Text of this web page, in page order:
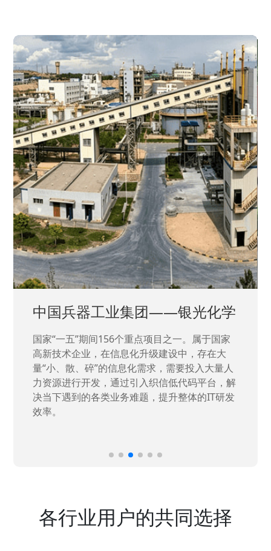
中国兵器工业集团——银光化学
国家“一五”期间156个重点项目之一。属于国家
高新技术企业，在信息化升级建设中，存在大
量“小、散、碎”的信息化需求，需要投入大量人
力资源进行开发，通过引入织信低代码平台，解
决当下遇到的各类业务难题，提升整体的IT研发
效率。
各行业用户的共同选择